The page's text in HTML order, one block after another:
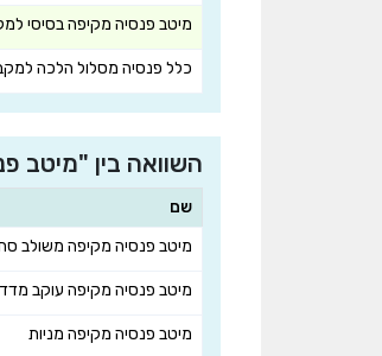
מיטב פנסיה מקיפה בסיסי
כלל פנסיה מסלול הלכה
השוואה בין "מיטב
שם
מיטב פנסיה מקיפה משולב
מיטב פנסיה מקיפה עוקב
מיטב פנסיה מקיפה מניות